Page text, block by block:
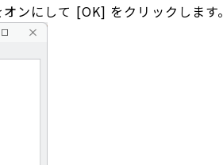
ンにして [OK] をクリックします。